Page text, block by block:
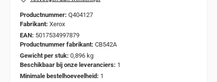
Productnummer: Q404127
Fabrikant: Xerox
EAN: 5017534997879
Productnummer fabrikant: CB542A
Gewicht per stuk: 0,896 kg
Beschikbaar bij onze leveranciers: 1
Minimale bestelhoeveelheid: 1